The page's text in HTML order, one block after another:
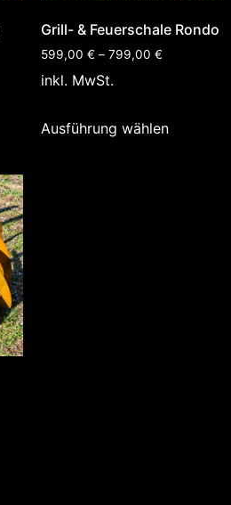
Grill- & Feuerschale Rondo
599,00 € – 799,00 €
inkl. MwSt.
Ausführung wählen